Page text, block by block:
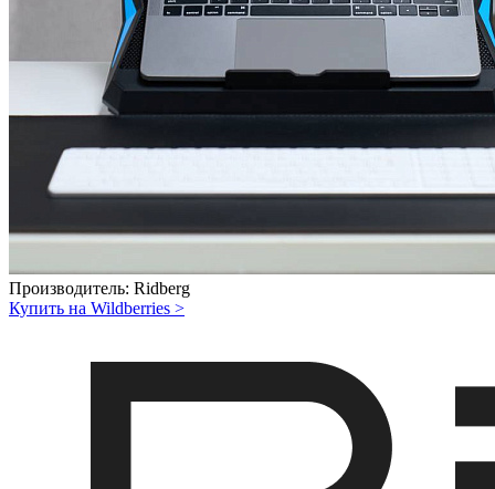
Производитель: Ridberg
Купить на Wildberries >